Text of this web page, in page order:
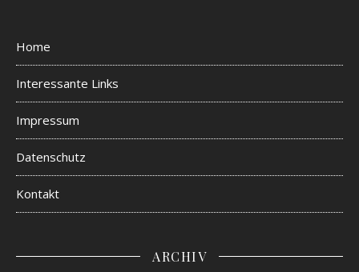
Home
Interessante Links
Impressum
Datenschutz
Kontakt
ARCHIV